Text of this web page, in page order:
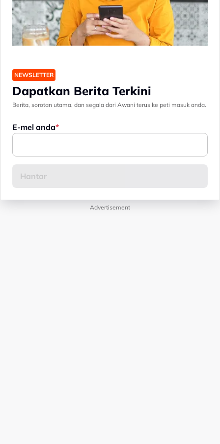
NEWSLETTER
Dapatkan Berita Terkini
Berita, sorotan utama, dan segala dari Awani terus ke peti masuk anda.
E-mel anda
Advertisement